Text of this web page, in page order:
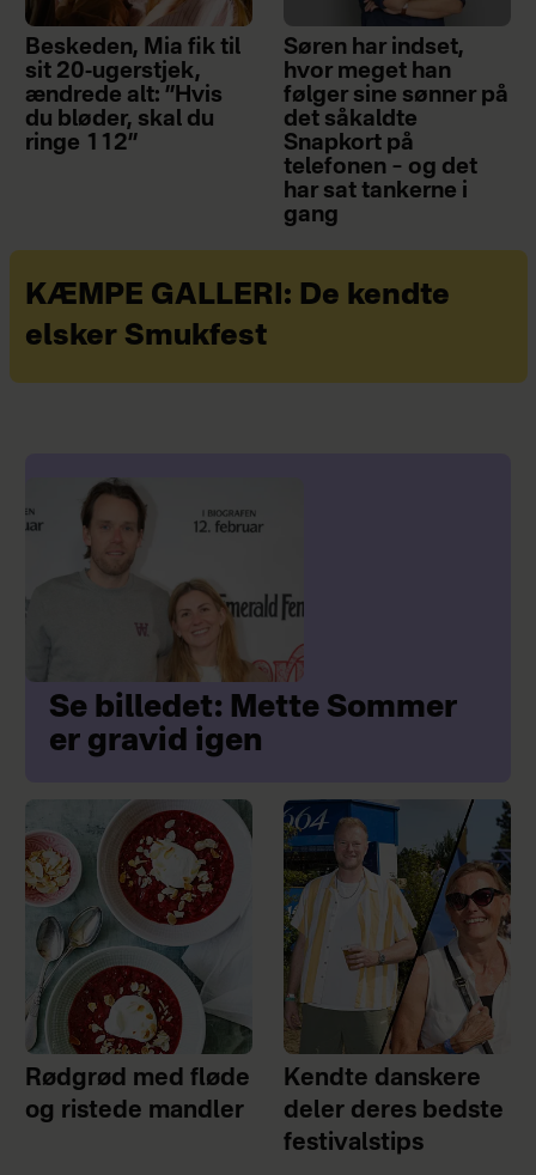
Beskeden, Mia fik til
sit 20-ugerstjek,
ændrede alt: ”Hvis
du bløder, skal du
ringe 112”
Søren har indset,
hvor meget han
følger sine sønner på
det såkaldte
Snapkort på
telefonen – og det
har sat tankerne i
gang
KÆMPE GALLERI: De kendte
elsker Smukfest
Se billedet: Mette Sommer
er gravid igen
Rødgrød med fløde
og ristede mandler
Kendte danskere
deler deres bedste
festivalstips